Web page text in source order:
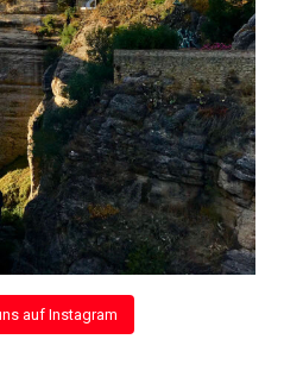
auf Instagram